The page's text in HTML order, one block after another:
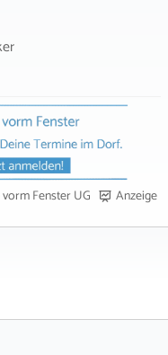
Fenster UG Anzeige